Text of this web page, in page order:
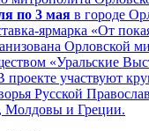
по 3 мая в городе
ярмарка «От
Орловской
«Уральские
проекте участвуют
Русской
Молдовы и Греции.